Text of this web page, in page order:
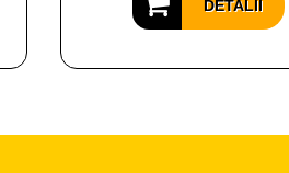
DETALII